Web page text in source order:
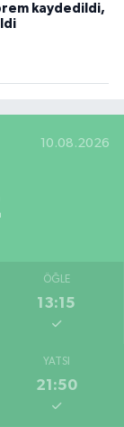
kaydedildi,
10.08.2026
ÖĞLE
13:15
YATSI
21:50